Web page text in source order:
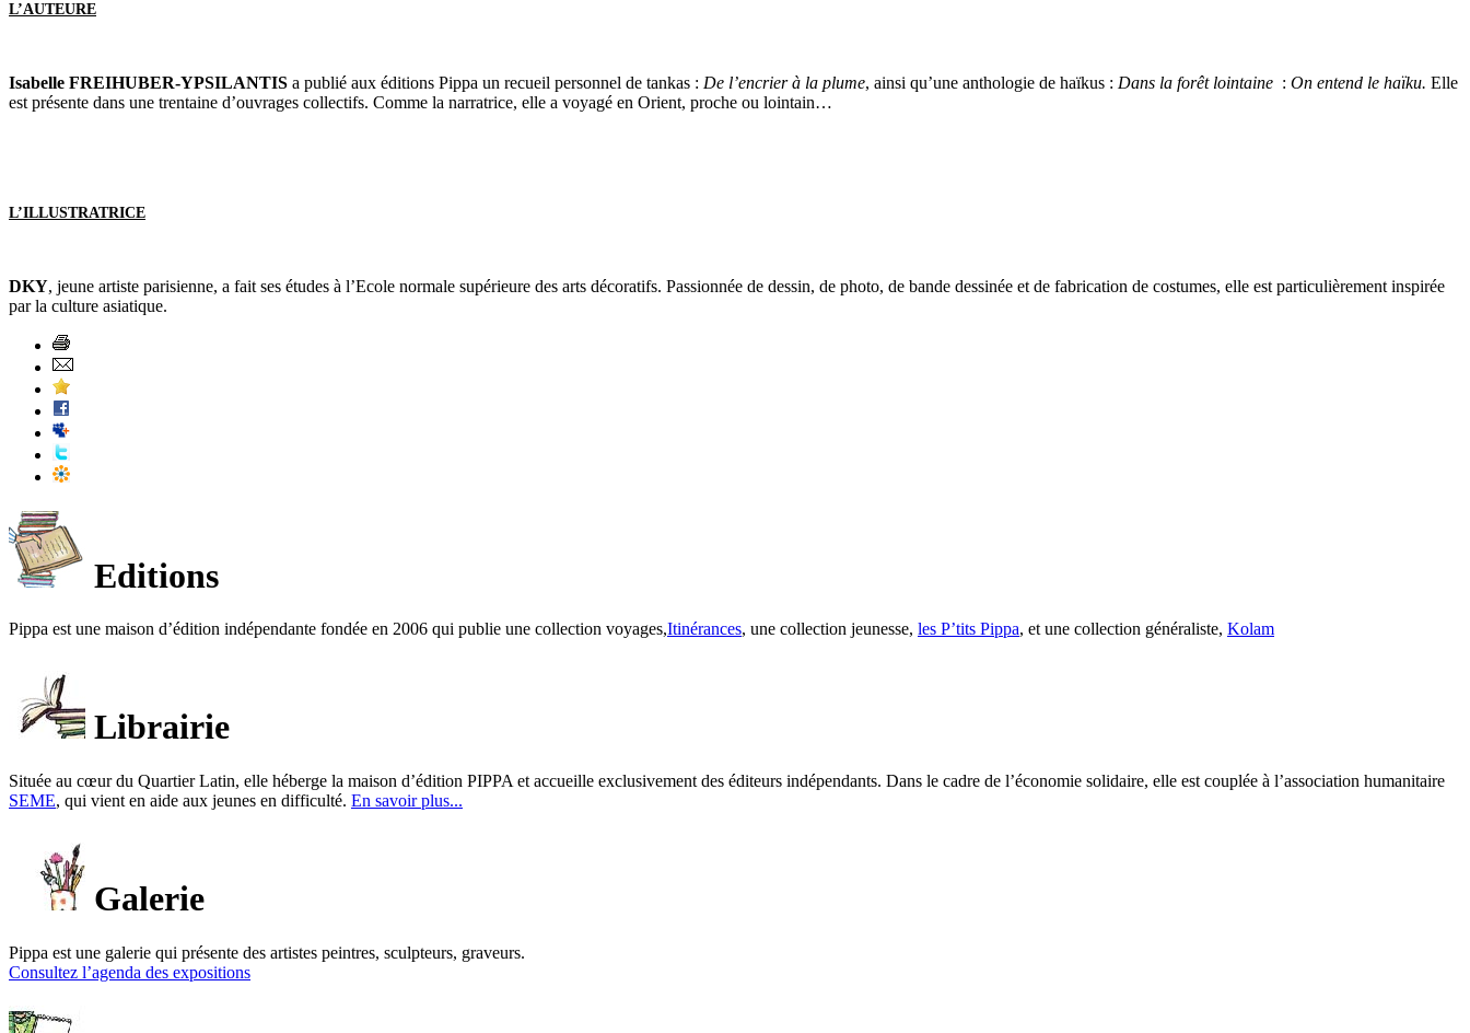
L’AUTEURE
Isabelle FREIHUBER-YPSILANTIS a publié aux éditions Pippa un recueil personnel de tankas : De l’encrier à la plume, ainsi qu’une anthologie de haïkus : Dans la forêt lointaine : On entend le haïku. Elle
est présente dans une trentaine d’ouvrages collectifs. Comme la narratrice, elle a voyagé en Orient, proche ou lointain…
L’ILLUSTRATRICE
DKY, jeune artiste parisienne, a fait ses études à l’Ecole normale supérieure des arts décoratifs. Passionnée de dessin, de photo, de bande dessinée et de fabrication de costumes, elle est particulièrement inspirée
par la culture asiatique.
Editions
Pippa est une maison d’édition indépendante fondée en 2006 qui publie une collection voyages,Itinérances, une collection jeunesse, les P’tits Pippa, et une collection généraliste, Kolam
Librairie
Située au cœur du Quartier Latin, elle héberge la maison d’édition PIPPA et accueille exclusivement des éditeurs indépendants. Dans le cadre de l’économie solidaire, elle est couplée à l’association humanitaire
SEME, qui vient en aide aux jeunes en difficulté. En savoir plus...
Galerie
Pippa est une galerie qui présente des artistes peintres, sculpteurs, graveurs.
Consultez l’agenda des expositions